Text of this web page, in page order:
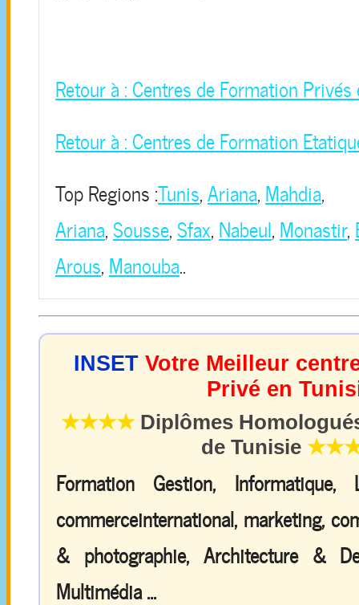
Retour à : Centres de Formation Privés
Retour à : Centres de Formation
Top Regions :Tunis,Ariana, Mahdia,
Ariana,Sousse,Sfax, Nabeul, Monastir,
Arous, Manouba..
INSET Votre Meilleur
Privé en
★★★★Diplômes
de Tunisie
Formation Gestion, Informatique,
commerceinternational, marketing,
& photographie, Architecture &
Multimédia ...